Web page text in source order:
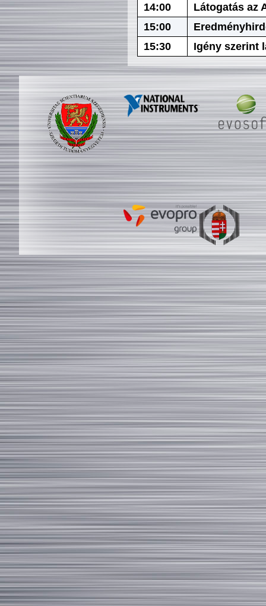
14:00
Látogatás az
15:00
15:30
Igény szerint